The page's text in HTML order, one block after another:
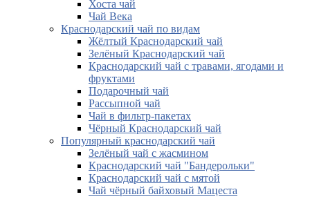
Хоста чай
Чай Века
Краснодарский чай по видам
Жёлтый Краснодарский чай
Зелёный Краснодарский чай
Краснодарский чай с травами, ягодами и
фруктами
Подарочный чай
Рассыпной чай
Чай в фильтр-пакетах
Чёрный Краснодарский чай
Популярный краснодарский чай
Зелёный чай с жасмином
Краснодарский чай "Бандерольки"
Краснодарский чай с мятой
Чай чёрный байховый Мацеста